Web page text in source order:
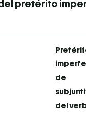
pretérito
de
del